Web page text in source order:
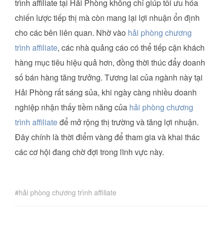
trình affiliate tại Hải Phòng không chỉ giúp tối ưu hóa
chiến lược tiếp thị mà còn mang lại lợi nhuận ổn định
cho các bên liên quan. Nhờ vào hải phòng chương
trình affiliate, các nhà quảng cáo có thể tiếp cận khách
hàng mục tiêu hiệu quả hơn, đồng thời thúc đẩy doanh
số bán hàng tăng trưởng. Tương lai của ngành này tại
Hải Phòng rất sáng sủa, khi ngày càng nhiều doanh
nghiệp nhận thấy tiềm năng của hải phòng chương
trình affiliateđể mở rộng thị trường và tăng lợi nhuận.
Đây chính là thời điểm vàng để tham gia và khai thác
các cơ hội đang chờ đợi trong lĩnh vực này.
hải phòng chương trình affiliate